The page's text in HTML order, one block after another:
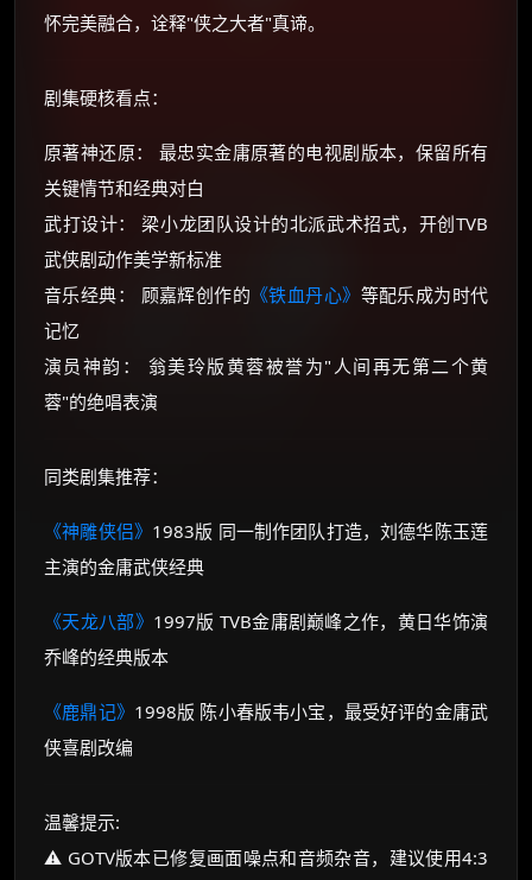
怀完美融合，诠释"侠之大者"真谛。
剧集硬核看点：
原著神还原： 最忠实金庸原著的电视剧版本，保留所有
关键情节和经典对白
武打设计： 梁小龙团队设计的北派武术招式，开创TVB
武侠剧动作美学新标准
音乐经典： 顾嘉辉创作的 《铁血丹心》 等配乐成为时代
记忆
演员神韵： 翁美玲版黄蓉被誉为"人间再无第二个黄
蓉"的绝唱表演
同类剧集推荐：
《神雕侠侣》 1983版 同一制作团队打造，刘德华陈玉莲
主演的金庸武侠经典
《天龙八部》 1997版 TVB金庸剧巅峰之作，黄日华饰演
乔峰的经典版本
《鹿鼎记》 1998版 陈小春版韦小宝，最受好评的金庸武
侠喜剧改编
温馨提示:
⚠️ GOTV版本已修复画面噪点和音频杂音，建议使用4:3